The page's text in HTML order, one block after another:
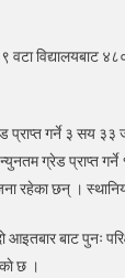
विद्यालयबाट
प्राप्त गर्ने ३ सय
ग्रेड प्राप्त
रहेका छन् ।
आइतबार बाट पुनः
छ ।